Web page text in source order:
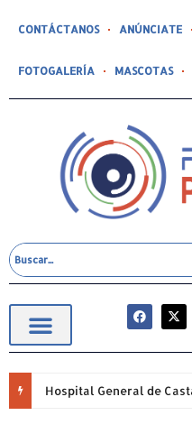
CONTÁCTANOS ANÚNCIATE
FOTOGALERÍA MASCOTAS